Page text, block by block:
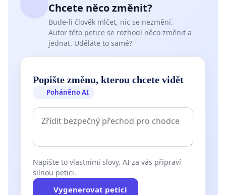
Chcete něco změnit?
Bude-li člověk mlčet, nic se nezmění.
Autor této petice se rozhodl něco změnit a
jednat. Uděláte to samé?
Popište změnu, kterou chcete vidět
Poháněno AI
Napište to vlastními slovy. AI za vás připraví
silnou petici.
Vygenerovat petici